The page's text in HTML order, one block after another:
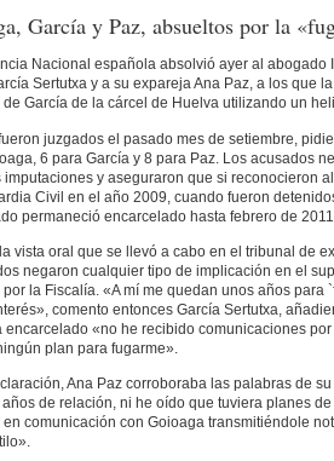
García y Paz, absueltos por la
Nacional española absolvió ayer al abogado
Sertutxa y a su expareja Ana Paz, a los que
de García de la cárcel de Huelva utilizando un
juzgados el pasado mes de setiembre,
6 para García y 8 para Paz. Los acusados
imputaciones y aseguraron que si reconocieron
Civil en el año 2009, cuando fueron
permaneció encarcelado hasta febrero de
vista oral que se llevó a cabo en el tribunal de
negaron cualquier tipo de implicación en el
la Fiscalía. «A mí me quedan unos años para
comento entonces García Sertutxa,
encarcelado «no he recibido comunicaciones por
plan para fugarme».
Ana Paz corroboraba las palabras de
de relación, ni he oído que tuviera planes
en comunicación con Goioaga transmitiéndole